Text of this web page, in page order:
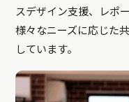
スデザイン支援、レポ
様々なニーズに応じた
しています。